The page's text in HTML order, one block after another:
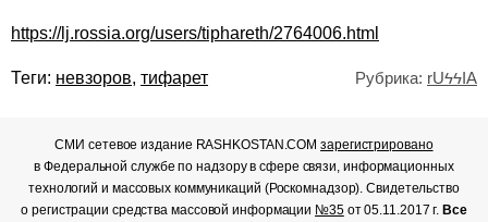
https://lj.rossia.org/users/tiphareth/2764006.html
Теги: невзоров, тифарет Рубрика: rUϟϟIA
СМИ сетевое издание RASHKOSTAN.COMзарегистрировано
в Федеральной службе по надзору в сфере связи, информационных
технологий и массовых коммуникаций (Роскомнадзор). Свидетельство
о регистрации средства массовой информации №35от 05.11.2017 г. Все